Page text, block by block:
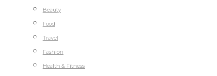
Beauty
Food
Travel
Fashion
Health & Fitness